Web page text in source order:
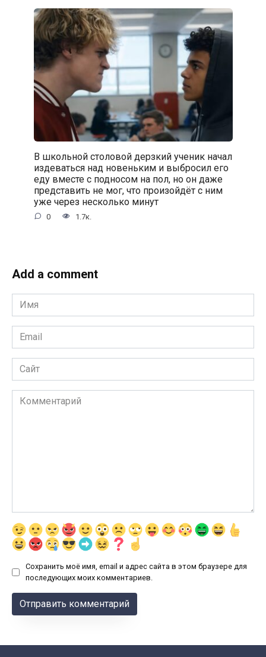
В школьной столовой дерзкий ученик начал
издеваться над новеньким и выбросил его
еду вместе с подносом на пол, но он даже
представить не мог, что произойдёт с ним
уже через несколько минут
0 1.7к.
Add a comment
Имя
*
Email
*
Сайт
Комментарий
Сохранить моё имя, email и адрес сайта в этом браузере для
последующих моих комментариев.